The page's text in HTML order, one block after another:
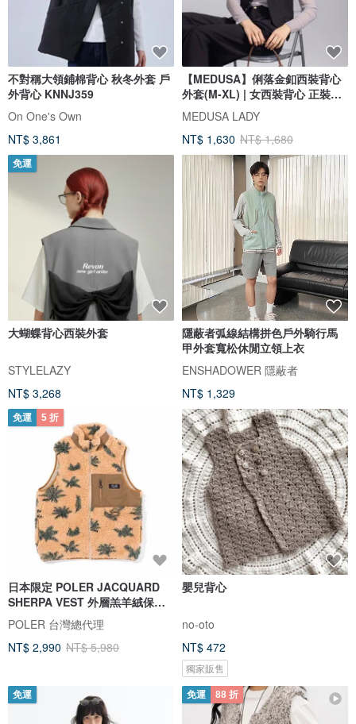
不對稱大領鋪棉背心 秋冬外套 戶
外背心 KNNJ359
On One's Own
NT$ 3,861
【MEDUSA】俐落金釦西裝背心
外套(M-XL) | 女西裝背心 正裝外
搭
MEDUSA LADY
NT$ 1,630 NT$ 1,680
免運
大蝴蝶背心西裝外套
STYLELAZY
NT$ 3,268
隱蔽者弧線結構拼色戶外騎行馬
甲外套寬松休閒立領上衣
ENSHADOWER 隱蔽者
NT$ 1,329
免運 5 折
日本限定 POLER JACQUARD
SHERPA VEST 外層羔羊絨保暖
背心 棕
POLER 台灣總代理
NT$ 2,990 NT$ 5,980
嬰兒背心
no-oto
NT$ 472
獨家販售
免運 免運 88 折